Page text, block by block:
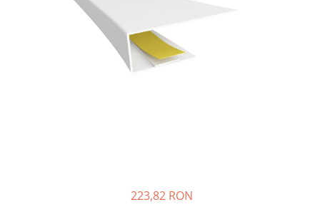
Accesorii Lambriuri
Accesorii Riflaje Decorative
223,82 RON